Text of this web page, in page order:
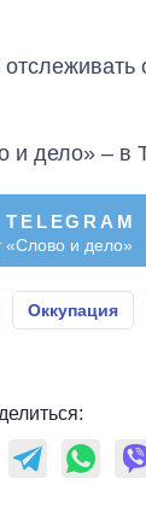
и дело» – в
«Слово и дело»
Оккупация